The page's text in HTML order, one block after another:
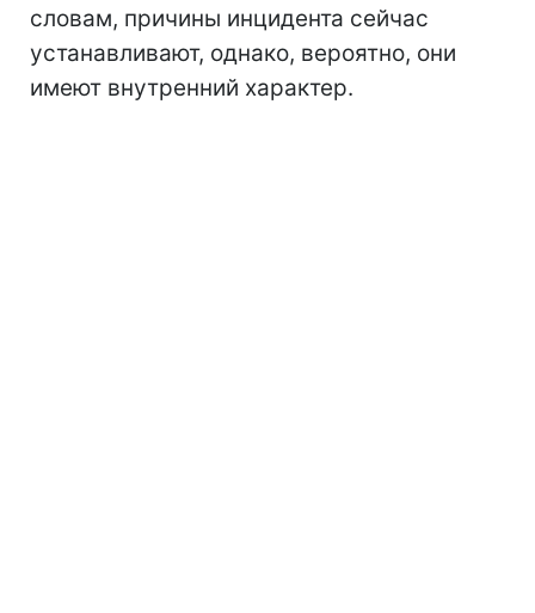
словам, причины инцидента сейчас
устанавливают, однако, вероятно, они
имеют внутренний характер.